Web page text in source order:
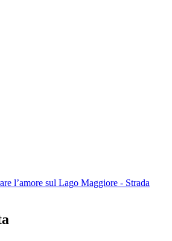
l’amore sul Lago Maggiore - Strada